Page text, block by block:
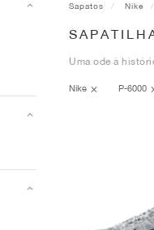
Sapatos Nike
Uma ode à
Nike P-6000